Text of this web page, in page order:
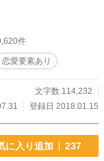
障害を通して、海に惹か
るものの大きさに直面す
件
恋愛要素あり
文字数 114,232
登録日 2018.01.15
に入り追加 237